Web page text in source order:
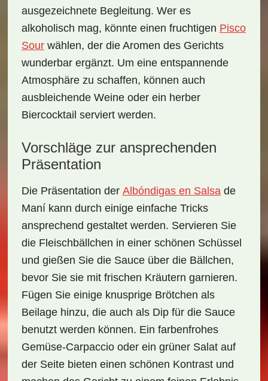
ausgezeichnete Begleitung. Wer es
alkoholisch mag, könnte einen fruchtigen Pisco
Sourwählen, der die Aromen des Gerichts
wunderbar ergänzt. Um eine entspannende
Atmosphäre zu schaffen, können auch
ausbleichende Weine oder ein herber
Biercocktail serviert werden.
Vorschläge zur ansprechenden
Präsentation
Die Präsentation der Albóndigas en Salsade
Maní kann durch einige einfache Tricks
ansprechend gestaltet werden. Servieren Sie
die Fleischbällchen in einer schönen Schüssel
und gießen Sie die Sauce über die Bällchen,
bevor Sie sie mit frischen Kräutern garnieren.
Fügen Sie einige knusprige Brötchen als
Beilage hinzu, die auch als Dip für die Sauce
benutzt werden können. Ein farbenfrohes
Gemüse-Carpaccio oder ein grüner Salat auf
der Seite bieten einen schönen Kontrast und